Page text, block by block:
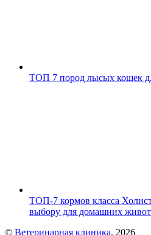
ТОП 7 пород лысых кошек
ТОП-7 кормов класса
выбору для домашних
© Ветеринарная клиника, 2026